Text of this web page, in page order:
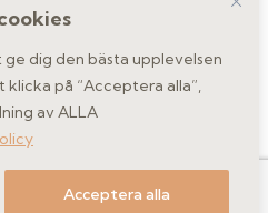
dig den bästa upplevelsen
på “Acceptera alla”,
av ALLA
Acceptera alla